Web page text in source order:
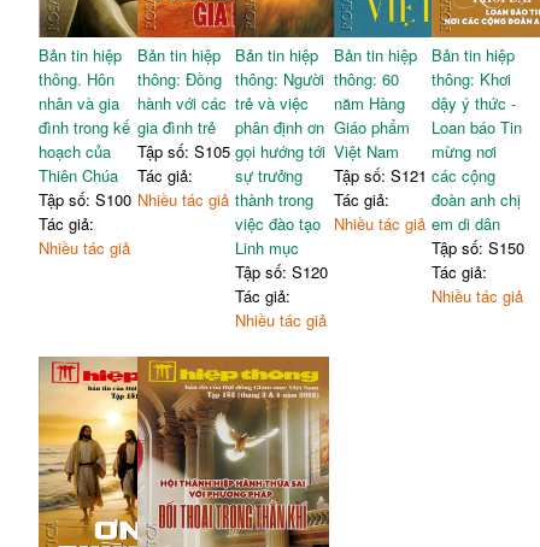
Bản tin hiệp
thông. Hôn
nhân và gia
đình trong kế
hoạch của
Thiên Chúa
Tập số: S100
Tác giả:
Nhiều tác giả
Bản tin hiệp
thông: Đồng
hành với các
gia đình trẻ
Tập số: S105
Tác giả:
Nhiều tác giả
Bản tin hiệp
thông: Người
trẻ và việc
phân định ơn
gọi hướng tới
sự trưởng
thành trong
việc đào tạo
Linh mục
Tập số: S120
Tác giả:
Nhiều tác giả
Bản tin hiệp
thông: 60
năm Hàng
Giáo phẩm
Việt Nam
Tập số: S121
Tác giả:
Nhiều tác giả
Bản tin hiệp
thông: Khơi
dậy ý thức -
Loan báo Tin
mừng nơi
các cộng
đoàn anh chị
em di dân
Tập số: S150
Tác giả:
Nhiều tác giả